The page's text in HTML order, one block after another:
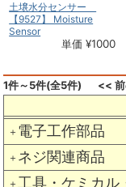
＋ 電子工作部品
＋ ネジ関連商品
＋ 工具・ケミカル
土壌水分センサー
【9527】 Moisture
Sensor
単価 ¥1000
1件～5件(全5件) <<